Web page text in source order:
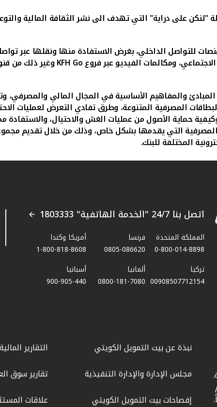
على دراية" التي تهدف الى نشر الثقافة المالية
للتواصل الداخلي، بغرض الاستفادة منها ونقلها عبر
ومكالمات الفيديو عبر فروعKFH Goوغير ذلك من
والمفاهيم الأساسية في المجال المالي والمصرفي،
المصرفية المتنوعة، وطرق تفادي التعرض لعمليات
حماية الأصول من عمليات الغش والاحتيال،
التي يقدمها بشكل خاص، وذلك من خلال تقديم
المختلفة للبنك.
اتصل بنا 24/7 "الخدمة الهاتفية" 1803333
المملكة المتحدة
0-800-014-8898
فرنسا
0805-086620
أمريكا وكندا
1-800-818-8608
تركيا
00908507712154​
ألمانيا
0800-181-7080
أسبانيا
900-905-440
نبذة عن بيت التمويل الكويتي
مجلس الإدارة والإدارة التنفيذية
إفصاحات بيت التمويل الكويتي
التقارير المالية
تقارير سوق
علاقات